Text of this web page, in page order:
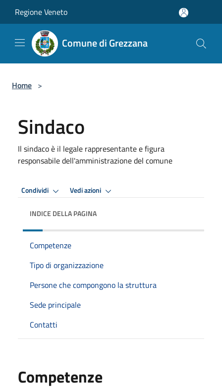
Regione Veneto
Comune di Grezzana
Home >
Sindaco
Il sindaco è il legale rappresentante e figura
responsabile dell'amministrazione del comune
Condividi Vedi azioni
INDICE DELLA PAGINA
Competenze
Tipo di organizzazione
Persone che compongono la struttura
Sede principale
Contatti
Competenze